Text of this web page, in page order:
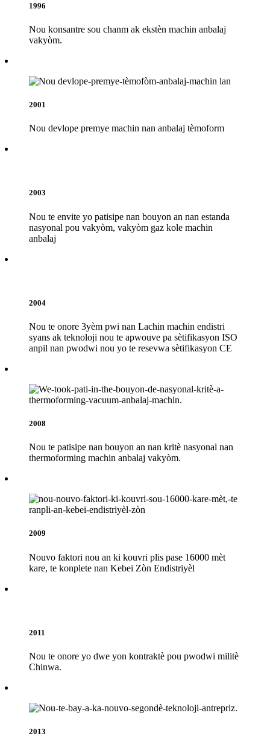
1996
Nou konsantre sou chanm ak ekstèn machin anbalaj
vakyòm.
2001
Nou devlope premye machin nan anbalaj tèmoform
2003
Nou te envite yo patisipe nan bouyon an nan estanda
nasyonal pou vakyòm, vakyòm gaz kole machin
anbalaj
2004
Nou te onore 3yèm pwi nan Lachin machin endistri
syans ak teknoloji nou te apwouve pa sètifikasyon ISO
anpil nan pwodwi nou yo te resevwa sètifikasyon CE
2008
Nou te patisipe nan bouyon an nan kritè nasyonal nan
thermoforming machin anbalaj vakyòm.
2009
Nouvo faktori nou an ki kouvri plis pase 16000 mèt
kare, te konplete nan Kebei Zòn Endistriyèl
2011
Nou te onore yo dwe yon kontraktè pou pwodwi militè
Chinwa.
2013